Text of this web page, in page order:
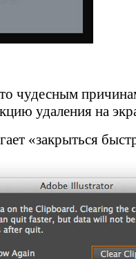
чудесным
удаления на
«закрыться